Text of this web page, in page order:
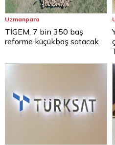
Uzmanpara
TİGEM, 7 bin 350 baş
reforme küçükbaş satacak